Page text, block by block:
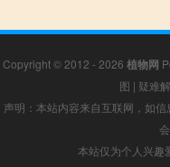
Copyright © 2012 - 2026 植物网
图 | 疑难
声明：本站内容来自互联网，如
本站仅为个人兴趣